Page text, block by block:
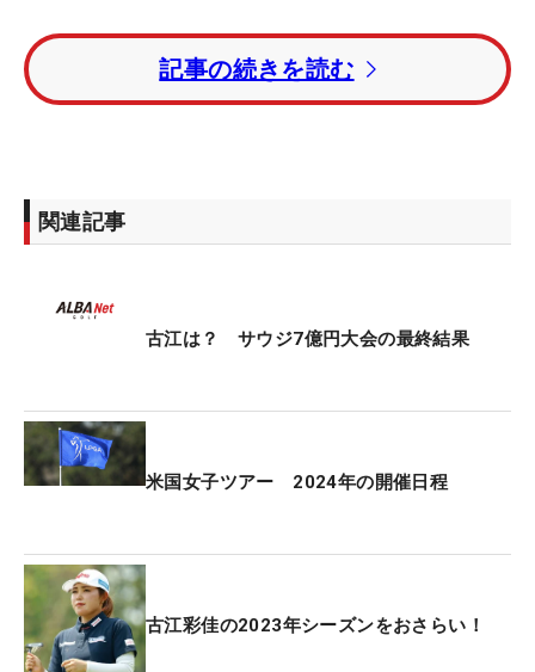
優勝が近づいた瞬間だった。古江彩佳は米国女子ツ
アー唯一のマッチプレー戦で粘り強く“らしい”プレ
ーをし続け、強さを見せつけた。
リーヌ・ボルヘ（ノルウェー）との初戦はダウンで
前半を折り返したが、中盤に巻き返して4＆2で勝
国）相手に4＆2、3日目は「TOTOジャパンクラシッ
ク」覇者としても知られるジェマ・ドライバーグ
3連勝でグループ1位に立ち、ベスト16に進出。勢い
は止まらなかった。決勝トーナメント1回戦はマ
ヤ・スターク（スウェーデン）と対決。獲って獲ら
する。
同日の午後に行われた準々決勝は、当時すでにシー
ズン1勝を挙げ、のちにメジャーの「アムンディ・
記事の続きを読む
関連記事
古江は？ サウジ7億円大会の最終結果
米国女子ツアー 2024年の開催日程
古江彩佳の2023年シーズンをおさらい！